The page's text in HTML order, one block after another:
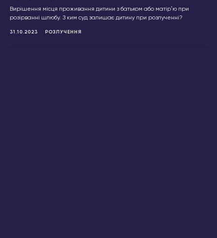
Вирішення місця проживання дитини з батьком або матірʼю при
розірванні шлюбу. З ким суд залишає дитину при розлученні?
31.10.2023 РОЗЛУЧЕННЯ